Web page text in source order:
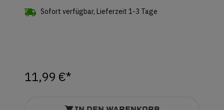
Sofort verfügbar, Lieferzeit 1-3 Tage
11,99 €*